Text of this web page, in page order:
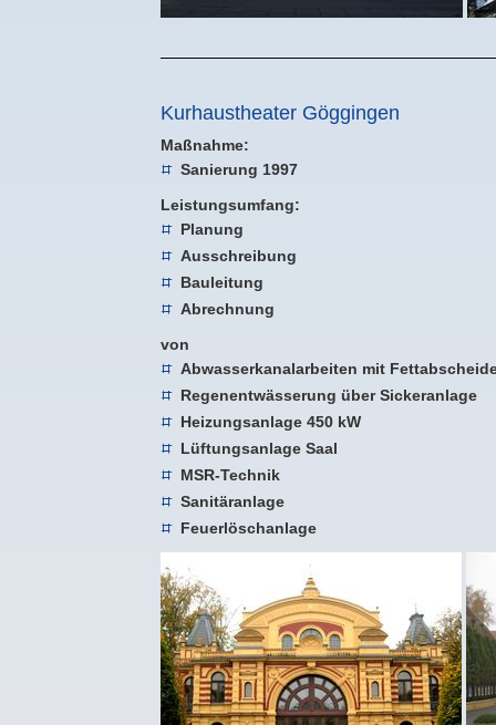
Kurhaustheater Göggingen
Maßnahme:
Sanierung 1997
Leistungsumfang:
Planung
Ausschreibung
Bauleitung
Abrechnung
von
Abwasserkanalarbeiten mit
Regenentwässerung über Sickeranlage
Heizungsanlage 450 kW
Lüftungsanlage Saal
MSR-Technik
Sanitäranlage
Feuerlöschanlage